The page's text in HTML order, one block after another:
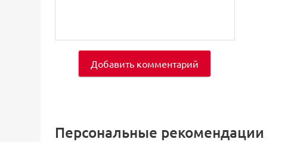
Добавить комментарий
Персональные рекомендации